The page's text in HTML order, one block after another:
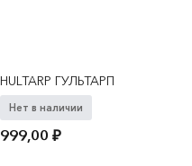
HULTARP ГУЛЬТАРП
Нет в наличии
999,00₽